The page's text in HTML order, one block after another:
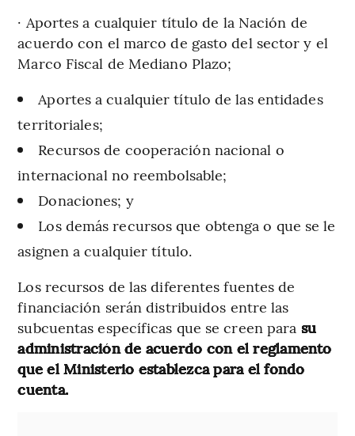
· Aportes a cualquier título de la Nación de
acuerdo con el marco de gasto del sector y el
Marco Fiscal de Mediano Plazo;
Aportes a cualquier título de las entidades
territoriales;
Recursos de cooperación nacional o
internacional no reembolsable;
Donaciones; y
Los demás recursos que obtenga o que se le
asignen a cualquier título.
Los recursos de las diferentes fuentes de
financiación serán distribuidos entre las
subcuentas específicas que se creen para su
administración de acuerdo con el reglamento
que el Ministerio establezca para el fondo
cuenta.